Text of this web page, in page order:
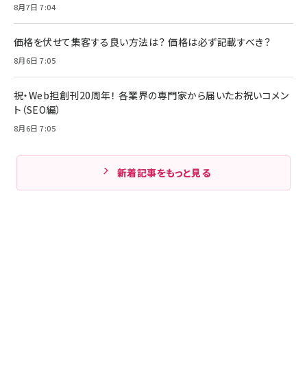
8月7日 7:04
価格を伏せて集客する良い方法は？ 価格は必ず記載すべき？
8月6日 7:05
祝・Web担創刊20周年！ 各業界の専門家から届いたお祝いコメン
ト（SEO編）
8月6日 7:05
新着記事をもっと見る